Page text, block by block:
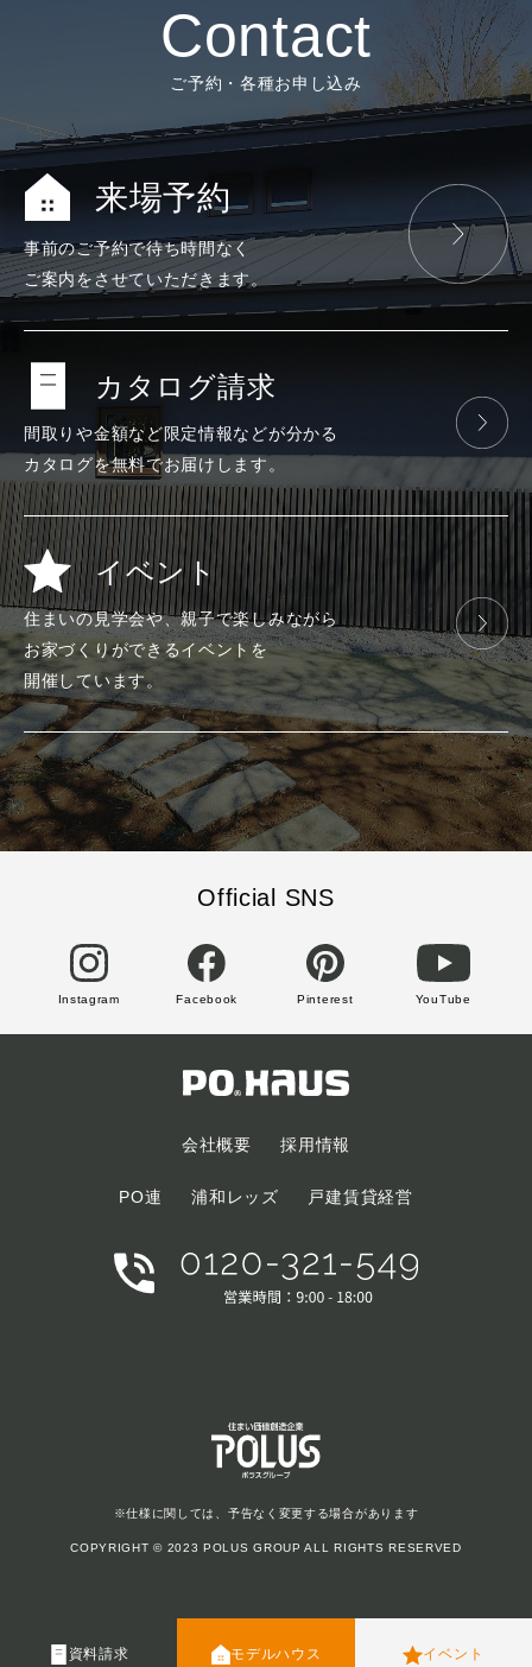
Contact
ご予約・各種お申し込み
来場予約
事前のご予約で待ち時間なく
ご案内をさせていただきます。
カタログ請求
間取りや金額など限定情報などが分かる
カタログを無料でお届けします。
イベント
住まいの見学会や、親子で楽しみながら
お家づくりができるイベントを
開催しています。
Official SNS
Instagram Facebook Pinterest YouTube
会社概要 採用情報
PO連 浦和レッズ 戸建賃貸経営
※仕様に関しては、予告なく変更する場合があります
COPYRIGHT © 2023 POLUS GROUP ALL RIGHTS RESERVED
モデルハウス
資料請求 イベント